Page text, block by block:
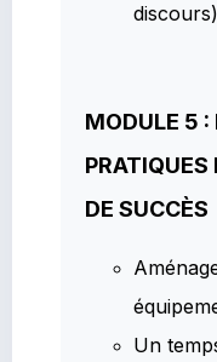
discours)
MODULE 5 :
DE SUCCÈS
Un